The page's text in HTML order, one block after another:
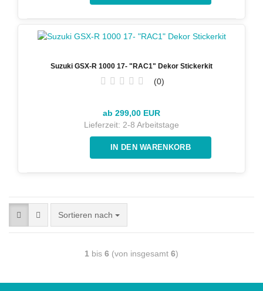
Suzuki GSX-R 1000 17- "RAC1" Dekor Stickerkit
0
ab 299,00 EUR
Lieferzeit: 2-8 Arbeitstage
Sortieren nach
1 bis 6 (von insgesamt 6)